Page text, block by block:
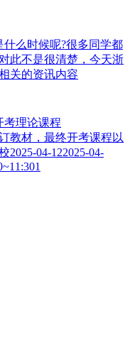
什么时候呢?很多同学都
此不是很清楚，今天浙
关的资讯内容
考理论课程
教材，最终开考课程以
04-122025-04-